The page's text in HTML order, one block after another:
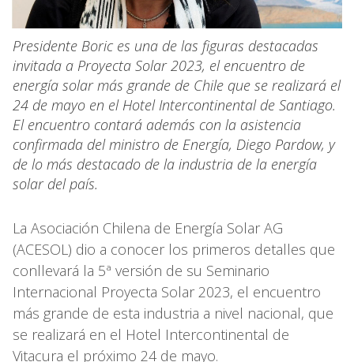
Presidente Boric es una de las figuras destacadas
invitada a Proyecta Solar 2023, el encuentro de
energía solar más grande de Chile que se realizará el
24 de mayo en el Hotel Intercontinental de Santiago.
El encuentro contará además con la asistencia
confirmada del ministro de Energía, Diego Pardow, y
de lo más destacado de la industria de la energía
solar del país.
La Asociación Chilena de Energía Solar AG
(ACESOL) dio a conocer los primeros detalles que
conllevará la 5ª versión de su Seminario
Internacional Proyecta Solar 2023, el encuentro
más grande de esta industria a nivel nacional, que
se realizará en el Hotel Intercontinental de
Vitacura el próximo 24 de mayo.